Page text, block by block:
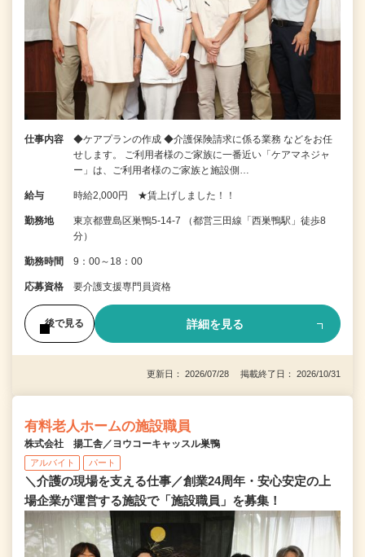
仕事内容
◆ケアプランの作成 ◆介護保険請求に係る業務 などをお任
せします。 ご利用者様のご家族に一番近い「ケアマネジャ
ー」は、ご利用者様のご家族と施設側…
給与 時給2,000円 ★賃上げしました！！
勤務地
東京都豊島区巣鴨5-14-7 （都営三田線「西巣鴨駅」徒歩8
分）
勤務時間 9：00～18：00
応募資格 要介護支援専門員資格
後で見る 詳細を見る
更新日： 2026/07/28 掲載終了日： 2026/10/31
有料老人ホームの施設職員
株式会社 揚工舎／ヨウコーキャッスル巣鴨
アルバイト パート
＼介護の現場を支える仕事／創業24周年・安心安定の上
場企業が運営する施設で「施設職員」を募集！